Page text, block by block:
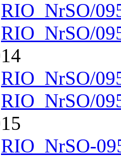
RIO_NrSO/
RIO_NrSO/
RIO_NrSO/
RIO_NrSO/
RIO_NrSO-